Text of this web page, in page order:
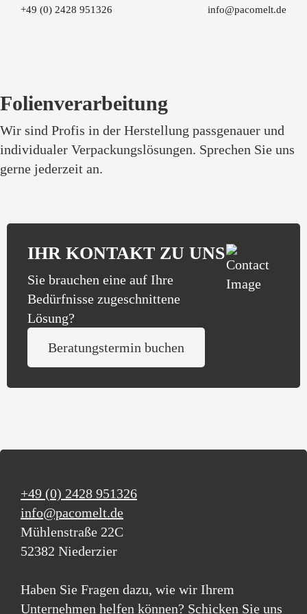
+49 (0) 2428 951326 info@pacomelt.de
Folienverarbeitung
Wir sind Profis in der Herstellung passgenauer und
individualer Verpackungslösungen. Sprechen Sie uns
gerne jederzeit an.
IHR KONTAKT ZU UNS
Sie brauchen eine auf Ihre
Bedürfnisse zugeschnittene
Lösung?
Beratungstermin buchen
+49 (0) 2428 951326
info@pacomelt.de
Mühlenstraße 22C
52382 Niederzier
Haben Sie Fragen dazu, wie wir Ihrem
Unternehmen helfen können? Schicken Sie uns